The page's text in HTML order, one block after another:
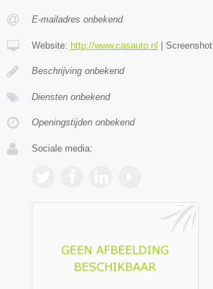
E-mailadres onbekend
Website: http://www.casauto.nl Screenshot
Beschrijving onbekend
Diensten onbekend
Openingstijden onbekend
Sociale media: